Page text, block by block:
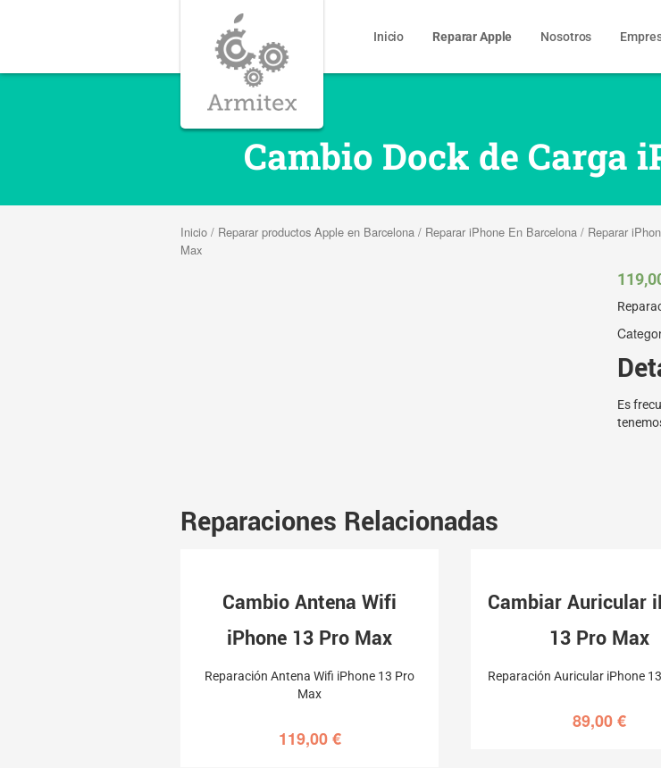
Inicio Reparar Apple Nosotros
Cambio Dock de Carga
Inicio / Reparar productos Apple en Barcelona / Reparar iPhone En Barcelona / Reparar
Max
Es
Reparaciones Relacionadas
Cambio Antena Wifi
iPhone 13 Pro Max
Reparación Antena Wifi iPhone 13 Pro
Max
119,00€
Cambiar Auricular
13 Pro Max
Reparación Auricular iPhone
89,00€